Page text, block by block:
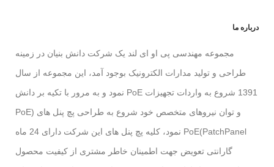
درباره ما
مجموعه مهندسی پی او ای لند یک شرکت دانش بنیان در زمینه
طراحی و تولید مدارات الکترونیک بوجود آمد، این مجموعه از سال
1391 شروع به واردات تجهیزات PoE نمود و به مرور با تکیه بر دانش
و توان نیروهای متخصص خود شروع به طراحی پچ پنل های (PoE
PatchPanel)PoE نمود، کلیه پچ پنل های این شرکت دارای 24 ماه
گارانتی تعویض جهت اطمینان خاطر مشتری از کیفیت محصول